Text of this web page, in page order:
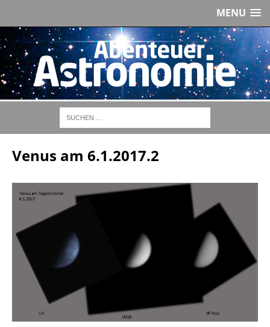
MENU
Venus am 6.1.2017.2